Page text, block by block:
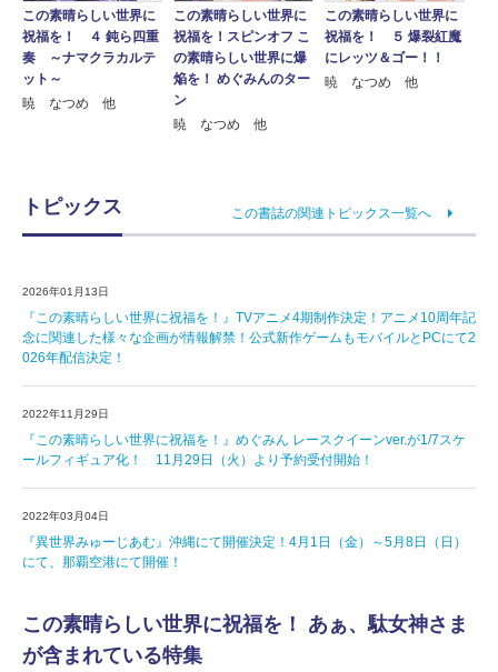
この素晴らしい世界に
祝福を！ ４ 鈍ら四重
奏 ～ナマクラカルテ
ット～
暁 なつめ 他
この素晴らしい世界に
祝福を！スピンオフ こ
の素晴らしい世界に爆
焔を！ めぐみんのター
ン
暁 なつめ 他
この素晴らしい世界に
祝福を！ ５ 爆裂紅魔
にレッツ＆ゴー！！
暁 なつめ 他
トピックス この書誌の関連トピックス一覧へ
2026年01月13日
『この素晴らしい世界に祝福を！』TVアニメ4期制作決定！アニメ10周年記
念に関連した様々な企画が情報解禁！公式新作ゲームもモバイルとPCにて2
026年配信決定！
2022年11月29日
『この素晴らしい世界に祝福を！』めぐみん レースクイーンver.が1/7スケ
ールフィギュア化！ 11月29日（火）より予約受付開始！
2022年03月04日
『異世界みゅーじあむ』沖縄にて開催決定！4月1日（金）～5月8日（日）
にて、那覇空港にて開催！
この素晴らしい世界に祝福を！ あぁ、駄女神さま
が含まれている特集